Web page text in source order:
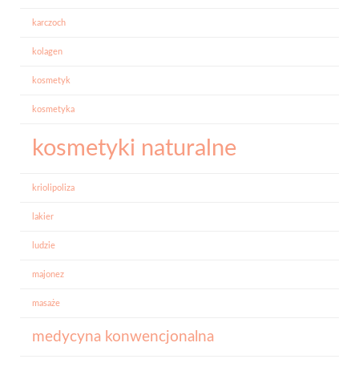
karczoch
kolagen
kosmetyk
kosmetyka
kosmetyki naturalne
kriolipoliza
lakier
ludzie
majonez
masaże
medycyna konwencjonalna